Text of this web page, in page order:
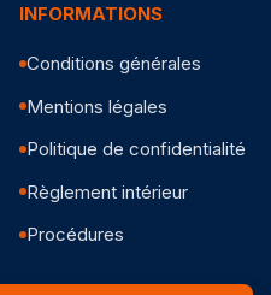
INFORMATIONS
Conditions générales
Mentions légales
Politique de confidentialité
Règlement intérieur
Procédures